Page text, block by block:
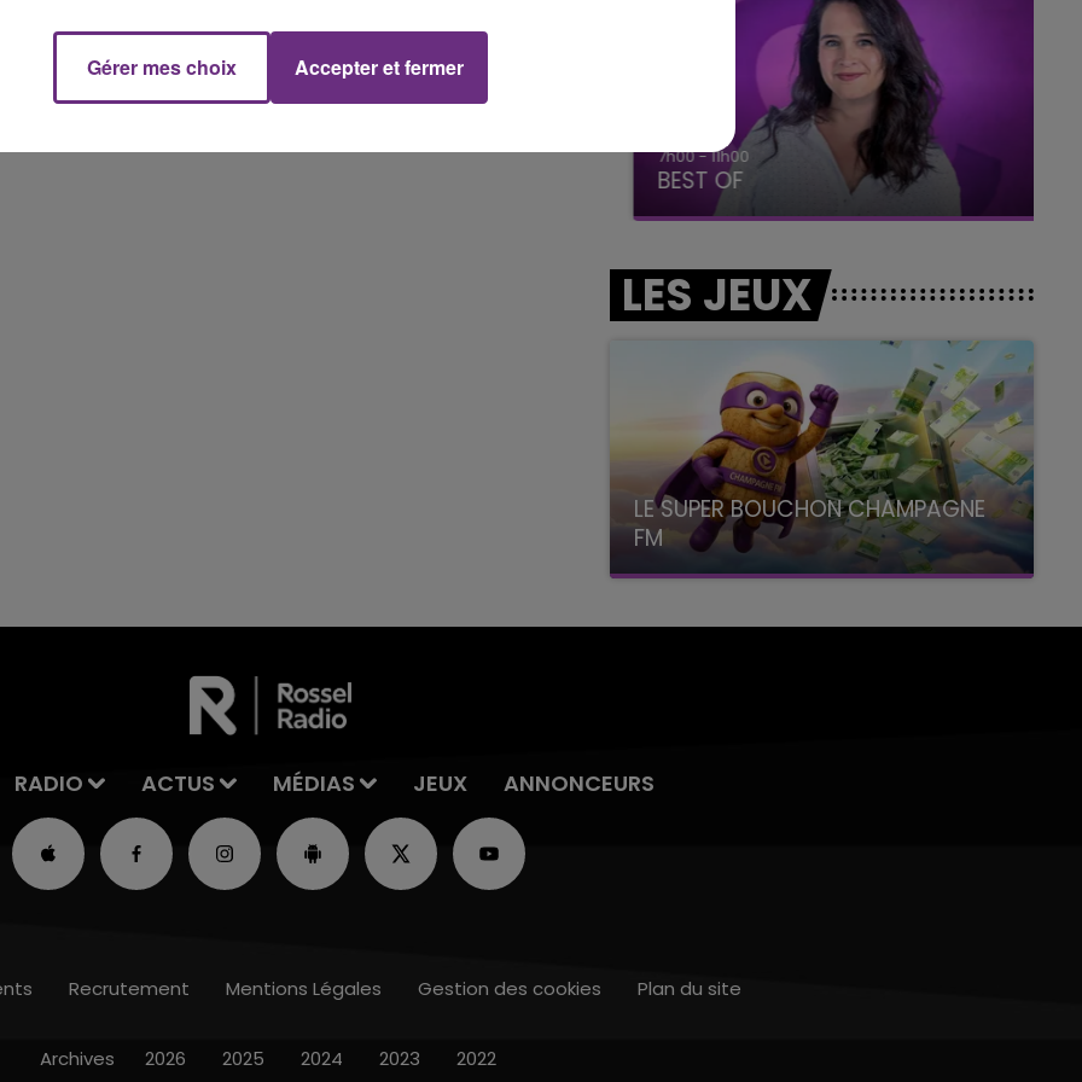
fermer ses portes.
16h00 - 20h00 7h00 - 11h00
BEST OF
LES JEUX
LE SUPER BOUCHON CHAMPAGNE
FM
avec La Famille Champagne FM, à 8H10
RADIO ACTUS MÉDIAS JEUX ANNONCEURS
Recrutement Mentions Légales Gestion des cookies Plan du site
Archives 2026 2025 2024 2023 2022
Gérer mes choix Accepter et fermer